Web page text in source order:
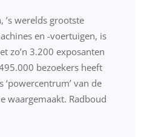
’s werelds grootste
en -voertuigen, is
zo’n 3.200 exposanten
bezoekers heeft
‘powercentrum’ van de
waargemaakt. Radboud